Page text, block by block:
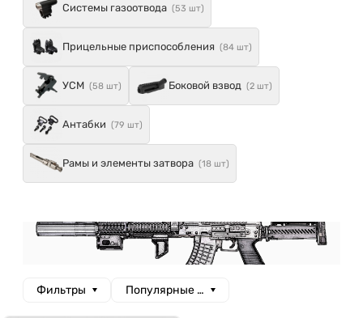
Системы газоотвода (53 шт)
Прицельные приспособления (84 шт)
УСМ (58 шт) Боковой взвод (2 шт)
Антабки (79 шт)
Рамы и элементы затвора (18 шт)
Фильтры Популярные сначала